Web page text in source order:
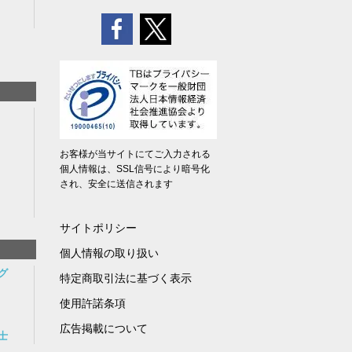
お客様が当サイトにてご入力される
個人情報は、SSL信号により暗号化
され、安全に送信されます
サイトポリシー
個人情報の取り扱い
特定商取引法に基づく表示
使用許諾条項
広告掲載について